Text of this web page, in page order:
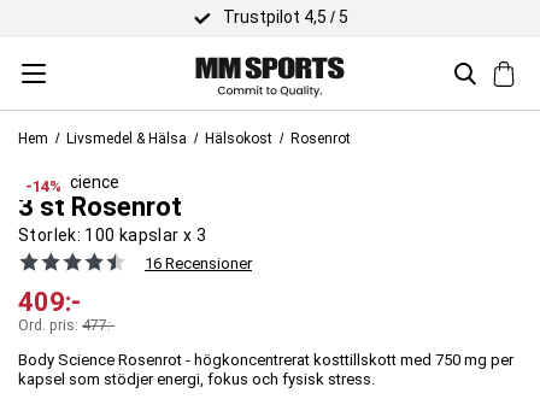
Trustpilot 4,5 / 5
Hem Livsmedel & Hälsa Hälsokost Rosenrot
-14%
Body Science
3 st Rosenrot
Storlek: 100 kapslar x 3
16 Recensioner
409:-
Ord. pris: 477:-
Body Science Rosenrot - högkoncentrerat kosttillskott med 750 mg per
kapsel som stödjer energi, fokus och fysisk stress.